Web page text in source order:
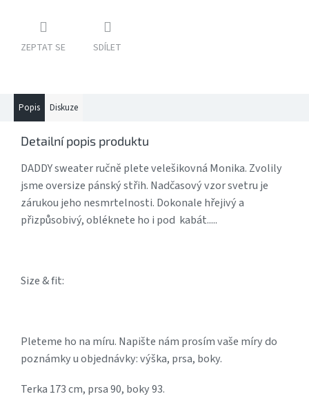
ZEPTAT SE SDÍLET
Popis Diskuze
Detailní popis produktu
DADDY sweater ručně plete velešikovná Monika. Zvolily
jsme oversize pánský střih. Nadčasový vzor svetru je
zárukou jeho nesmrtelnosti. Dokonale hřejivý a
přizpůsobivý, obléknete ho i pod kabát.....
Size & fit:
Pleteme ho na míru. Napište nám prosím vaše míry do
poznámky u objednávky: výška, prsa, boky.
Terka 173 cm, prsa 90, boky 93.